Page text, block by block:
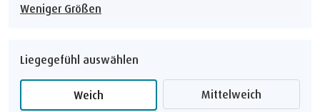
Weniger Größen
Liegegefühl auswählen
Weich Mittelweich